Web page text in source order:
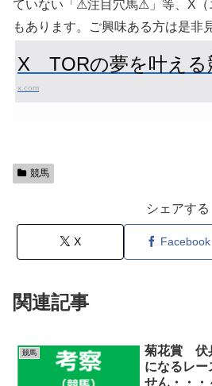
ていない「⚠注目穴馬⚠」等、X（
もあります。ご興味ある方は是非
X TORの夢を叶える
x.com
競馬
シェアする
X Facebook
関連記事
競馬
菊花賞 伏
になるレー
せん・・・